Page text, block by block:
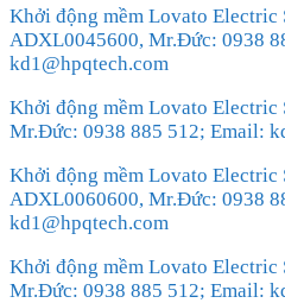
Khởi động mềm Lovato Electric
ADXL0045600, Mr.Đức: 0938
kd1@hpqtech.com
Khởi động mềm Lovato Electric
Mr.Đức: 0938 885 512; Email:
Khởi động mềm Lovato Electric
ADXL0060600, Mr.Đức: 0938
kd1@hpqtech.com
Khởi động mềm Lovato Electric
Mr.Đức: 0938 885 512; Email: